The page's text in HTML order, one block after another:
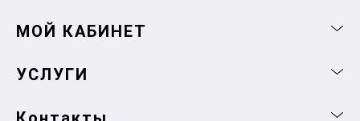
МОЙ КАБИНЕТ
УСЛУГИ